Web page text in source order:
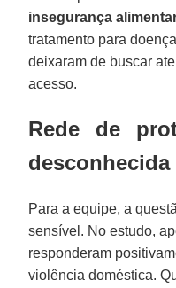
insegurança
tratamento para
deixaram de buscar
acesso.
Rede de
desconhecida
Para a equipe, a
sensível. No estudo,
responderam
violência doméstica.